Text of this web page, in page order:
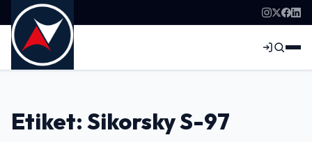
Etiket: Sikorsky S-97